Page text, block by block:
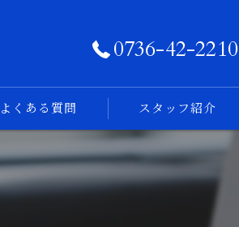
0736-42-2210
よくある質問 スタッフ紹介